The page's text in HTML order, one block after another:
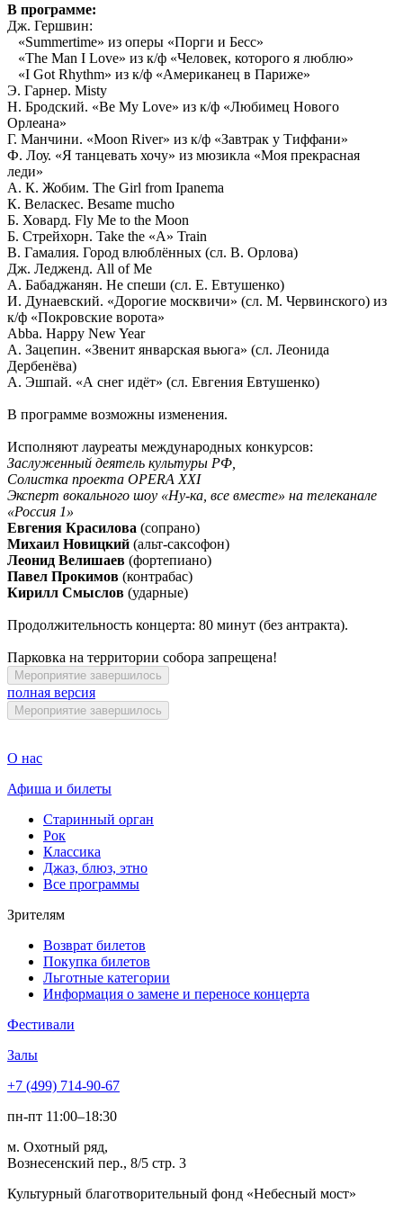
В программе:
Дж. Гершвин:
«Summertime» из оперы «Порги и Бесс»
«The Man I Love» из к/ф «Человек, которого я люблю»
«I Got Rhythm» из к/ф «Американец в Париже»
Э. Гарнер. Misty
Н. Бродский. «Be My Love» из к/ф «Любимец Нового
Орлеана»
Г. Манчини. «Moon River» из к/ф «Завтрак у Тиффани»
Ф. Лоу. «Я танцевать хочу» из мюзикла «Моя прекрасная
леди»
А. К. Жобим. The Girl from Ipanema
К. Веласкес. Besame mucho
Б. Ховард. Fly Me to the Moon
Б. Стрейхорн. Take the «A» Train
В. Гамалия. Город влюблённых (сл. В. Орлова)
Дж. Ледженд. All of Me
А. Бабаджанян. Не спеши (сл. Е. Евтушенко)
И. Дунаевский. «Дорогие москвичи» (сл. М. Червинского) из
к/ф «Покровские ворота»
Abba. Happy New Year
А. Зацепин. «Звенит январская вьюга» (сл. Леонида
Дербенёва)
А. Эшпай. «А снег идёт» (сл. Евгения Евтушенко)
В программе возможны изменения.
Исполняют лауреаты международных конкурсов:
Заслуженный деятель культуры РФ,
Солистка проекта OPERA XXI
Эксперт вокального шоу «Ну-ка, все вместе» на телеканале
«Россия 1»
Евгения Красилова (сопрано)
Михаил Новицкий (альт-саксофон)
Леонид Велишаев (фортепиано)
Павел Прокимов (контрабас)
Кирилл Смыслов (ударные)
Продолжительность концерта: 80 минут (без антракта).
Парковка на территории собора запрещена!
Мероприятие завершилось
полная версия
Мероприятие завершилось
О нас
Афиша и билеты
Старинный орган
Рок
Классика
Джаз, блюз, этно
Все программы
Зрителям
Возврат билетов
Покупка билетов
Льготные категории
Информация о замене и переносе концерта
Фестивали
Залы
+7 (499) 714-90-67
пн-пт 11:00–18:30
м. Охотный ряд,
Вознесенский пер., 8/5 стр. 3
Культурный благотворительный фонд «Небесный мост»